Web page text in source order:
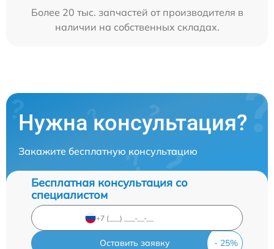
Более 20 тыс. запчастей от производителя в
наличии на собственных складах.
Нужна консультация?
Закажите бесплатную консультацию
Бесплатная консультация со
специалистом
Оставить заявку